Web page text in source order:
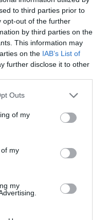
to third parties prior to
opt-out of the further
by third parties on the
This information may
on the IAB’s List of
further disclose it to other
one or more Google
You may click to
its third-party tags to
in below Google
Outs
of my
my
my